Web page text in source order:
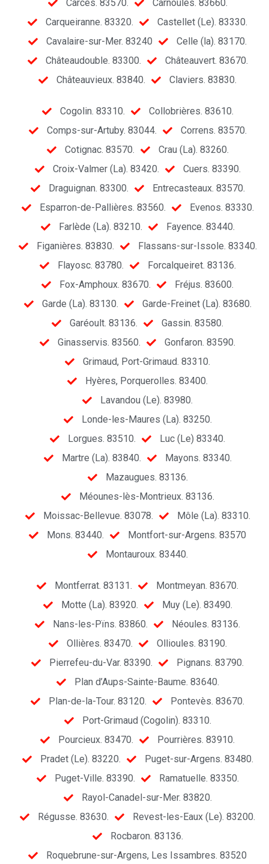
Carcès. 83570.
Carnoules. 83660.
Carqueiranne. 83320.
Castellet (Le). 83330.
Cavalaire-sur-Mer. 83240
Celle (la). 83170.
Châteaudouble. 83300.
Châteauvert. 83670.
Châteauvieux. 83840.
Claviers. 83830.
Cogolin. 83310.
Collobrières. 83610.
Comps-sur-Artuby. 83044.
Correns. 83570.
Cotignac. 83570.
Crau (La). 83260.
Croix-Valmer (La). 83420.
Cuers. 83390.
Draguignan. 83300.
Entrecasteaux. 83570.
Esparron-de-Pallières. 83560.
Evenos. 83330.
Farlède (La). 83210.
Fayence. 83440.
Figanières. 83830.
Flassans-sur-Issole. 83340.
Flayosc. 83780.
Forcalqueiret. 83136.
Fox-Amphoux. 83670.
Fréjus. 83600.
Garde (La). 83130.
Garde-Freinet (La). 83680.
Garéoult. 83136.
Gassin. 83580.
Ginasservis. 83560.
Gonfaron. 83590.
Grimaud, Port-Grimaud. 83310.
Hyères, Porquerolles. 83400.
Lavandou (Le). 83980.
Londe-les-Maures (La). 83250.
Lorgues. 83510.
Luc (Le) 83340.
Martre (La). 83840.
Mayons. 83340.
Mazaugues. 83136.
Méounes-lès-Montrieux. 83136.
Moissac-Bellevue. 83078.
Môle (La). 83310.
Mons. 83440.
Montfort-sur-Argens. 83570
Montauroux. 83440.
Montferrat. 83131.
Montmeyan. 83670.
Motte (La). 83920.
Muy (Le). 83490.
Nans-les-Pïns. 83860.
Néoules. 83136.
Ollières. 83470.
Ollioules. 83190.
Pierrefeu-du-Var. 83390.
Pignans. 83790.
Plan d’Aups-Sainte-Baume. 83640.
Plan-de-la-Tour. 83120.
Pontevès. 83670.
Port-Grimaud (Cogolin). 83310.
Pourcieux. 83470.
Pourrières. 83910.
Pradet (Le). 83220.
Puget-sur-Argens. 83480.
Puget-Ville. 83390.
Ramatuelle. 83350.
Rayol-Canadel-sur-Mer. 83820.
Régusse. 83630.
Revest-les-Eaux (Le). 83200.
Rocbaron. 83136.
Roquebrune-sur-Argens, Les Issambres. 83520